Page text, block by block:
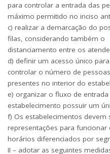
para controlar a entrada das
máximo permitido no inciso
c) realizar a demarcação do
filas, considerando também o
distanciamento entre os
d) definir um acesso único
controlar o número de pessoas
presentes no interior do
e) organizar o fluxo de
estabelecimento possuir um
f) Os estabelecimentos
representações para funcionar
horários diferenciados por
II – adotar as seguintes